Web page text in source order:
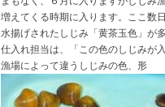
増えてくる時期に入ります。ここ数
水揚げされたしじみ「黄茶玉色」が
仕入れ担当は、「この色のしじみが
漁場によって違うしじみの色、形